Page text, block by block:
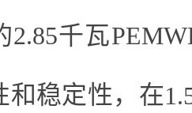
2.85千瓦
和稳定性，在